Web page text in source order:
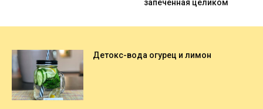
запеченная целиком
Детокс-вода огурец и лимон